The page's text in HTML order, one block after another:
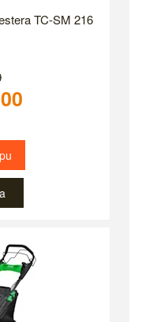
TC-SM 216